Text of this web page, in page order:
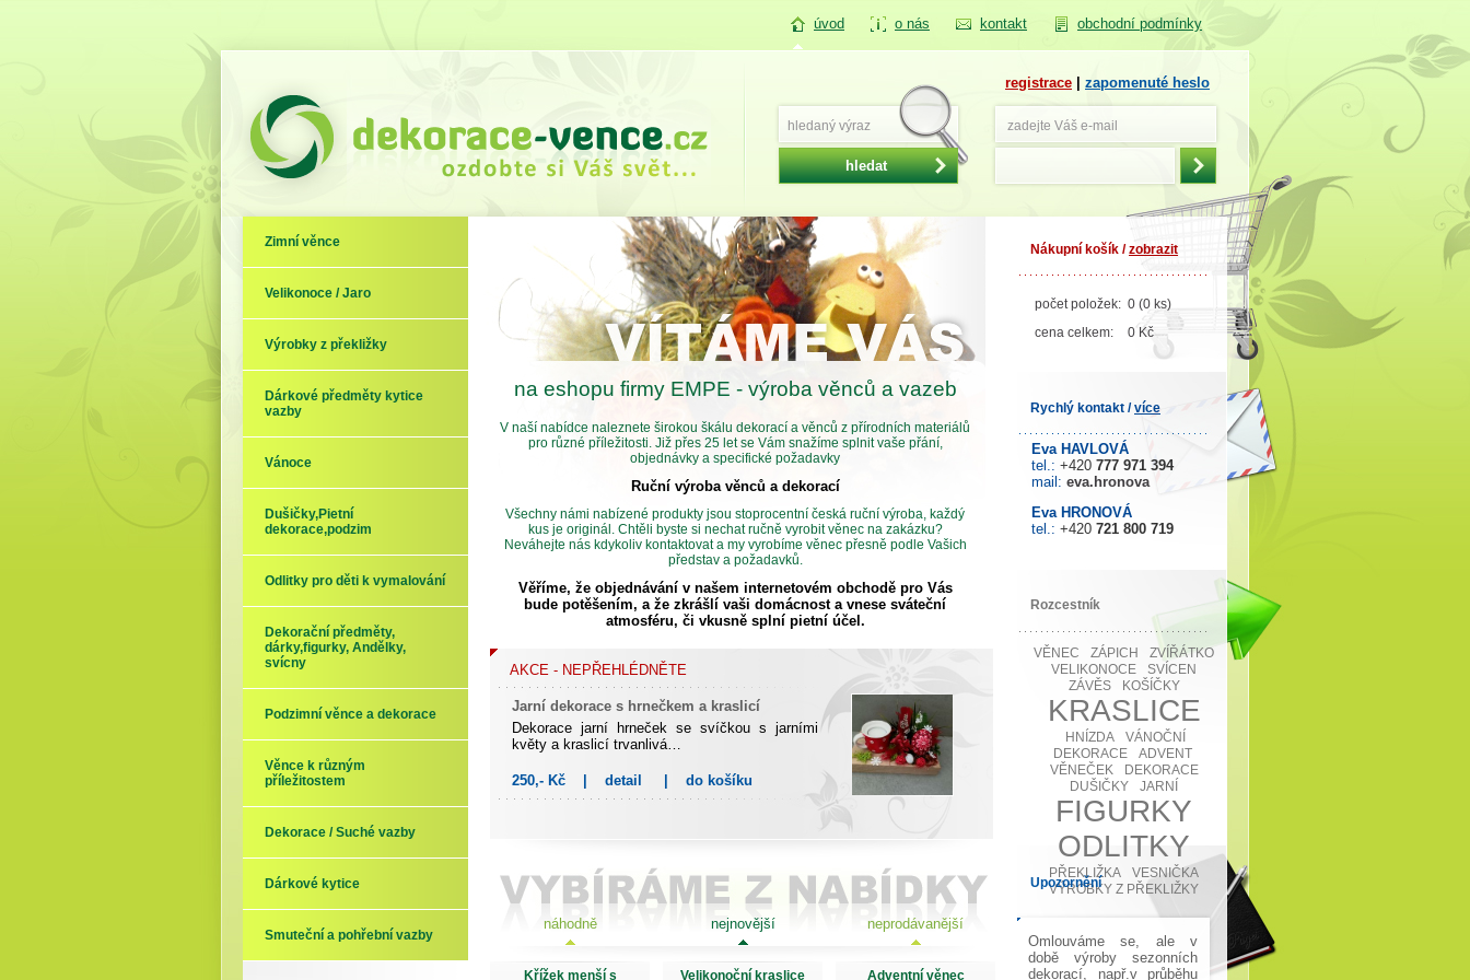
úvod o nás kontakt obchodní podmínky
registrace zapomenuté heslo
Zimní věnce
Velikonoce / Jaro
Výrobky z překližky
Dárkové předměty kytice
vazby
Vánoce
Dušičky,Pietní
dekorace,podzim
Odlitky pro děti k vymalování
Dekorační předměty,
dárky,figurky, Andělky,
svícny
Podzimní věnce a dekorace
Věnce k různým
příležitostem
Dekorace / Suché vazby
Dárkové kytice
Smuteční a pohřební vazby
na eshopu firmy EMPE - výroba věnců a vazeb
V naší nabídce naleznete širokou škálu dekorací a věnců z přírodních materiálů
pro různé příležitosti. Již přes 25 let se Vám snažíme splnit vaše přání,
objednávky a specifické požadavky
Ruční výroba věnců a dekorací
Všechny námi nabízené produkty jsou stoprocentní česká ruční výroba, každý
kus je originál. Chtěli byste si nechat ručně vyrobit věnec na zakázku?
Neváhejte nás kdykoliv kontaktovat a my vyrobíme věnec přesně podle Vašich
představ a požadavků.
Věříme, že objednávání v našem internetovém obchodě pro Vás
bude potěšením, a že zkrášlí vaši domácnost a vnese sváteční
atmosféru, či vkusně splní pietní účel.
AKCE - NEPŘEHLÉDNĚTE
Jarní dekorace s hrnečkem a kraslicí
Dekorace jarní hrneček se svíčkou s jarními
květy a kraslicí trvanlivá…
250,- Kč detail do košíku
260,- Kč | detail do košíku
Srdce s pampeliškou a nápisem
Srdce s nápisem a pampeliškou odlité z lite
keramiky Efcostone s dlouhou…
náhodně nejnovější neprodávanější
Křížek menší s
Velikonoční kraslice
Adventní věnec
Nákupní košík /zobrazit
počet položek: 0 (0 ks)
cena celkem:
0 Kč
Rychlý kontakt /více
Eva HAVLOVÁ
tel.: +420 777 971 394
mail: eva.hronova
Eva HRONOVÁ
tel.: +420 721 800 719
Rozcestník
VĚNEC ZÁPICH
ZVÍŘÁTKO
VELIKONOCE
SVÍCEN
ZÁVĚS
KOŠÍČKY
KRASLICE
HNÍZDA
VÁNOČNÍ
DEKORACE
ADVENT
VĚNEČEK
DEKORACE
DUŠIČKY
JARNÍ
FIGURKY
ODLITKY
PŘEKLIŽKA
VESNIČKA
VÝROBKY Z PŘEKLIŽKY
Upozornění
Omlouváme se, ale v
době výroby sezonních
dekorací, např.v průběhu